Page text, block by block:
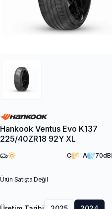
Hankook Ventus Evo K137
225/40ZR18 92Y XL
C A 70dB
Ürün Satışta Değil